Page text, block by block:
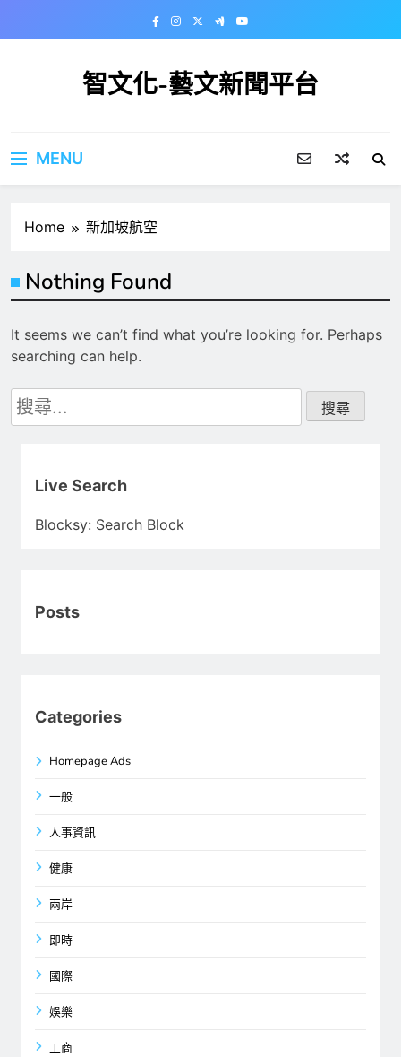
智文化-藝文新聞平台
MENU
Home 新加坡航空
Nothing Found
It seems we can’t find what you’re looking for. Perhaps
searching can help.
搜
尋
Live Search
Blocksy: Search Block
Posts
Categories
Homepage Ads
一般
人事資訊
健康
兩岸
即時
國際
娛樂
工商